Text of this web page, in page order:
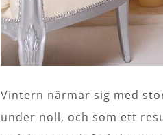
Vintern närmar sig med
under noll, och som ett